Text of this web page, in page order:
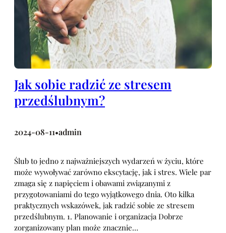
Jak sobie radzić ze stresem
przedślubnym?
2024-08-11•admin
Ślub to jedno z najważniejszych wydarzeń w życiu, które
może wywoływać zarówno ekscytację, jak i stres. Wiele par
zmaga się z napięciem i obawami związanymi z
przygotowaniami do tego wyjątkowego dnia. Oto kilka
praktycznych wskazówek, jak radzić sobie ze stresem
przedślubnym. 1. Planowanie i organizacja Dobrze
zorganizowany plan może znacznie…